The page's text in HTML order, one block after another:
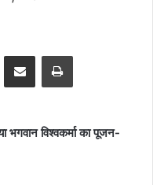
Share via Email Print
भगवान विश्वकर्मा का पूजन-